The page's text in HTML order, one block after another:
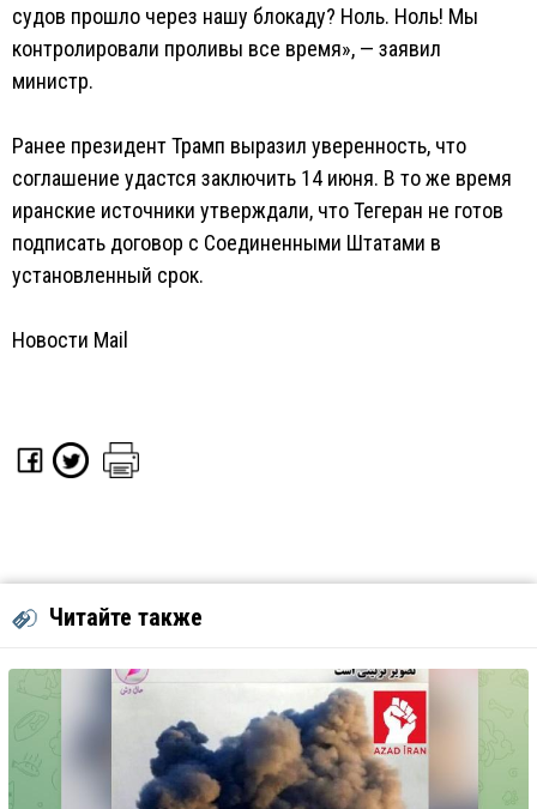
судов прошло через нашу блокаду? Ноль. Ноль! Мы
контролировали проливы все время», — заявил
министр.
Ранее президент Трамп выразил уверенность, что
соглашение удастся заключить 14 июня. В то же время
иранские источники утверждали, что Тегеран не готов
подписать договор с Соединенными Штатами в
установленный срок.
Новости Mail
Читайте также